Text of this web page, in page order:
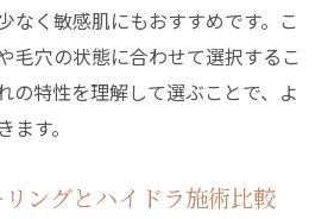
なく敏感肌にもおすすめです。こ
毛穴の状態に合わせて選択するこ
の特性を理解して選ぶことで、よ
す。
ングとハイドラ施術比較